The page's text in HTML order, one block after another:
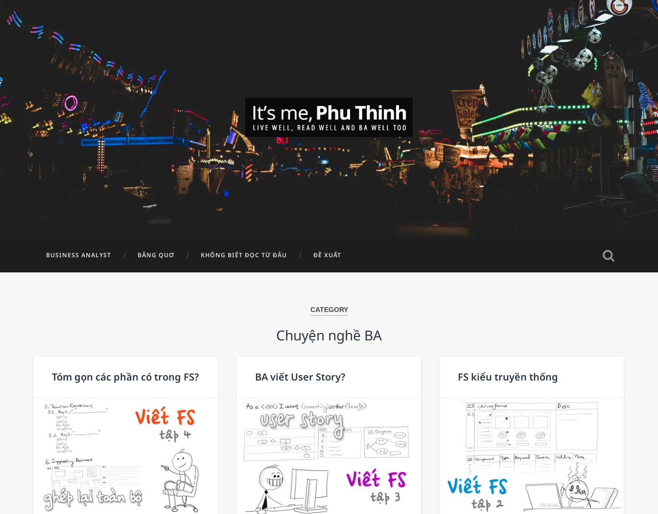
BUSINESS ANALYST BÂNG QUƠ KHÔNG BIẾT ĐỌC TỪ ĐÂU ĐỀ XUẤT
CATEGORY
Chuyện nghề BA
Tóm gọn các phần có trong FS? BA viết User Story? FS kiểu truyền thống